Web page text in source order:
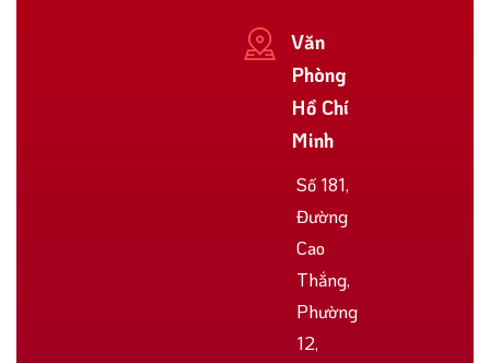
Văn
Phòng
Hồ Chí
Minh
Số 181,
Đường
Cao
Thắng,
Phường
12,